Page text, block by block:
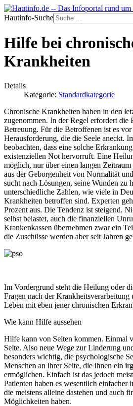
Hautinfo-Suche
Hilfe bei
Krankheiten
Details
Kategorie: Standardkategorie
Chronische Krankheiten haben in den
zugenommen. In der Regel erfordert die
Betreuung. Für die Betroffenen ist es
Herausforderung, die die Seele aneckt.
beobachten, dass eine solche
existenziellen Not hervorruft. Eine
möglich, nur über einen langen
aus der Geborgenheit von Normalität
sucht nach Lösungen, seine Wunden zu
unterschiedliche Zahlen, wie viele in
Krankheiten betroffen sind. Experten
Prozent aus. Die Tendenz ist steigend.
selbst belastet, auch die finanziellen
Krankenkassen übernehmen zwar ein
die Zuschüsse werden aber seit Jahren
Im Vordergrund steht die Heilung oder
Fragen nach der Krankheitsverarbeitung
Leben mit eben jener chronischen
Wie kann Hilfe aussehen
Hilfe kann von Seiten kommen. Einmal
Seite. Also neue Wege zur Linderung
besonders wichtig, die psychologische
Menschen an ihrer Seite, die ihnen ein
ermöglichen. Einfach ist das jedoch
Patienten haben es wesentlich einfacher
die meistens alleine dastehen und auch
Möglichkeiten haben.